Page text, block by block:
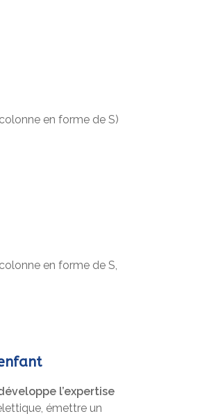
en forme de S)
en forme de S,
l’expertise
émettre un